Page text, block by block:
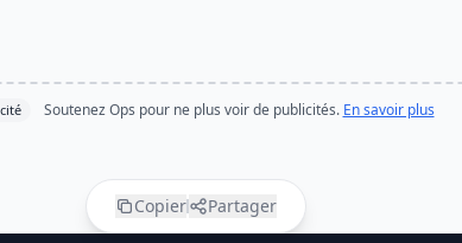
Soutenez Ops pour ne plus voir de publicités. En savoir plus
Copier Partager